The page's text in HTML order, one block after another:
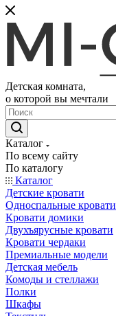
Детская комната,
о которой вы мечтали
Каталог
По всему сайту
По каталогу
Каталог
Детские кровати
Односпальные кровати
Кровати домики
Двухъярусные кровати
Кровати чердаки
Премиальные модели
Детская мебель
Комоды и стеллажи
Полки
Шкафы